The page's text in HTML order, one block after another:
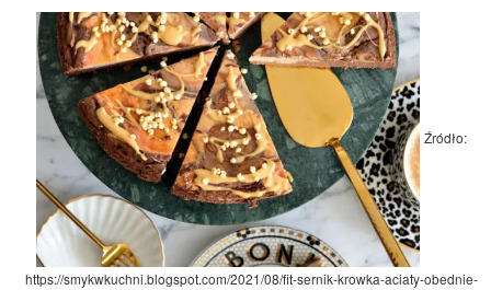
Źródło:
https://smykwkuchni.blogspot.com/2021/08/fit-sernik-krowka-aciaty-obednie-